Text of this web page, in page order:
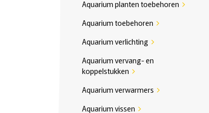
Aquarium planten toebehoren chevron_right
Aquarium toebehoren chevron_right
Aquarium verlichting chevron_right
Aquarium vervang- en
koppelstukken chevron_right
Aquarium verwarmers chevron_right
Aquarium vissen chevron_right